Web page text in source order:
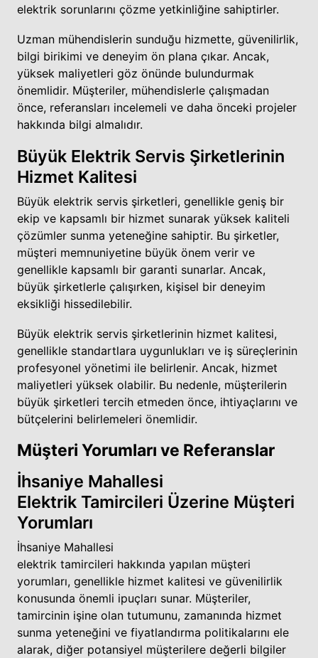
elektrik sorunlarını çözme yetkinliğine sahiptirler.
Uzman mühendislerin sunduğu hizmette, güvenilirlik,
bilgi birikimi ve deneyim ön plana çıkar. Ancak,
yüksek maliyetleri göz önünde bulundurmak
önemlidir. Müşteriler, mühendislerle çalışmadan
önce, referansları incelemeli ve daha önceki projeler
hakkında bilgi almalıdır.
Büyük Elektrik Servis Şirketlerinin
Hizmet Kalitesi
Büyük elektrik servis şirketleri, genellikle geniş bir
ekip ve kapsamlı bir hizmet sunarak yüksek kaliteli
çözümler sunma yeteneğine sahiptir. Bu şirketler,
müşteri memnuniyetine büyük önem verir ve
genellikle kapsamlı bir garanti sunarlar. Ancak,
büyük şirketlerle çalışırken, kişisel bir deneyim
eksikliği hissedilebilir.
Büyük elektrik servis şirketlerinin hizmet kalitesi,
genellikle standartlara uygunlukları ve iş süreçlerinin
profesyonel yönetimi ile belirlenir. Ancak, hizmet
maliyetleri yüksek olabilir. Bu nedenle, müşterilerin
büyük şirketleri tercih etmeden önce, ihtiyaçlarını ve
bütçelerini belirlemeleri önemlidir.
Müşteri Yorumları ve Referanslar
İhsaniye Mahallesi
Elektrik Tamircileri Üzerine Müşteri
Yorumları
İhsaniye Mahallesi
elektrik tamircileri hakkında yapılan müşteri
yorumları, genellikle hizmet kalitesi ve güvenilirlik
konusunda önemli ipuçları sunar. Müşteriler,
tamircinin işine olan tutumunu, zamanında hizmet
sunma yeteneğini ve fiyatlandırma politikalarını ele
alarak, diğer potansiyel müşterilere değerli bilgiler